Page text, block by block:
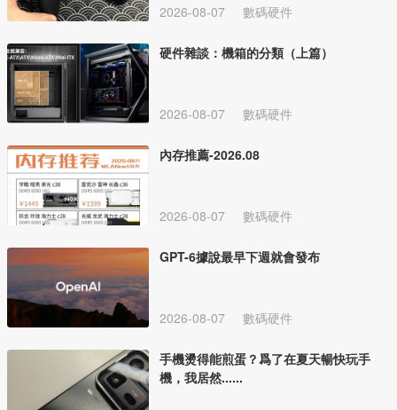
2026-08-07 數碼硬件
硬件雜談：機箱的分類（上篇）
2026-08-07 數碼硬件
內存推薦-2026.08
2026-08-07 數碼硬件
GPT-6據說最早下週就會發布
2026-08-07 數碼硬件
手機燙得能煎蛋？爲了在夏天暢快玩手
機，我居然......